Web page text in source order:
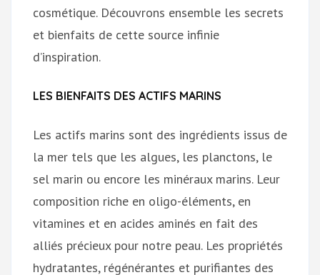
cosmétique. Découvrons ensemble les secrets
et bienfaits de cette source infinie
d’inspiration.
LES BIENFAITS DES ACTIFS MARINS
Les actifs marins sont des ingrédients issus de
la mer tels que les algues, les planctons, le
sel marin ou encore les minéraux marins. Leur
composition riche en oligo-éléments, en
vitamines et en acides aminés en fait des
alliés précieux pour notre peau. Les propriétés
hydratantes, régénérantes et purifiantes des